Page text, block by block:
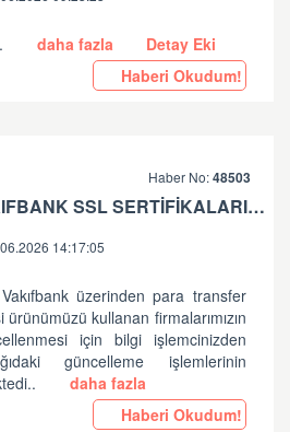
daha fazla
Detay Eki
Haberi Okudum!
Haber No:48503
VAKIFBANK SSL SERTİFİKALARININ GÜNCELLENMESİ HK.
14:17:05
üzerinden para transfer
kullanan firmalarımızın
için bilgi işlemcinizden
güncelleme işlemlerinin
daha fazla
Haberi Okudum!